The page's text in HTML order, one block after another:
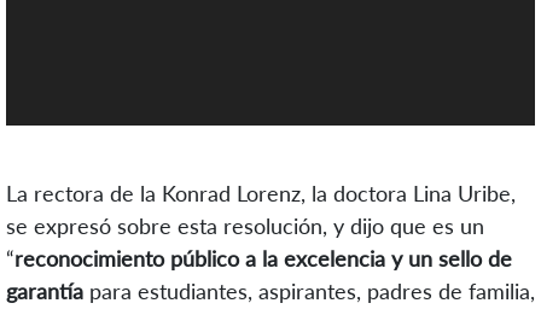
La rectora de la Konrad Lorenz, la doctora Lina Uribe,
se expresó sobre esta resolución, y dijo que es un
“reconocimiento público a la excelencia y un sello de
garantía para estudiantes, aspirantes, padres de familia,